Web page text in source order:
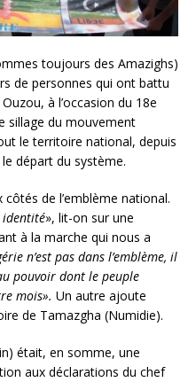
toujours des Amazighs)
de personnes qui ont battu
à l’occasion du 18e
sillage du mouvement
le territoire national, depuis
départ du système.
de l’emblème national.
identité», lit-on sur une
à la marche qui nous a
n’est pas dans l’emblème, il
pouvoir dont le peuple
mois». Un autre ajoute
de Tamazgha (Numidie).
était, en somme, une
aux déclarations du chef